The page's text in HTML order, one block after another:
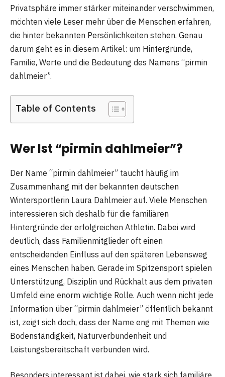
Privatsphäre immer stärker miteinander verschwimmen,
möchten viele Leser mehr über die Menschen erfahren,
die hinter bekannten Persönlichkeiten stehen. Genau
darum geht es in diesem Artikel: um Hintergründe,
Familie, Werte und die Bedeutung des Namens “pirmin
dahlmeier”.
Table of Contents
Wer Ist “pirmin dahlmeier”?
Der Name “pirmin dahlmeier” taucht häufig im
Zusammenhang mit der bekannten deutschen
Wintersportlerin Laura Dahlmeier auf. Viele Menschen
interessieren sich deshalb für die familiären
Hintergründe der erfolgreichen Athletin. Dabei wird
deutlich, dass Familienmitglieder oft einen
entscheidenden Einfluss auf den späteren Lebensweg
eines Menschen haben. Gerade im Spitzensport spielen
Unterstützung, Disziplin und Rückhalt aus dem privaten
Umfeld eine enorm wichtige Rolle. Auch wenn nicht jede
Information über “pirmin dahlmeier” öffentlich bekannt
ist, zeigt sich doch, dass der Name eng mit Themen wie
Bodenständigkeit, Naturverbundenheit und
Leistungsbereitschaft verbunden wird.